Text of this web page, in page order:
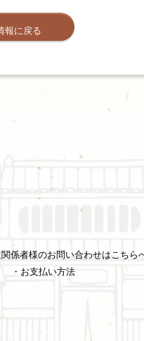
報に戻る
関係者様のお問い合わせはこちら
・お支払い方法